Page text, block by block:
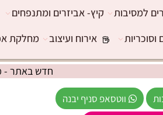
חדש באתר - משלוח
ווטסאפ סניף יבנה
למסיבות קיץ- אביזרים ומתנפחים
אירוח ועיצוב מחלקת